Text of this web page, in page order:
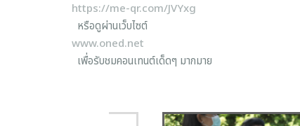
https://me-qr.com/JVYxg
หรือดูผ่านเว็บไซต์
www.oned.net
เพื่อรับชมคอนเทนต์เด็ดๆ มากมาย